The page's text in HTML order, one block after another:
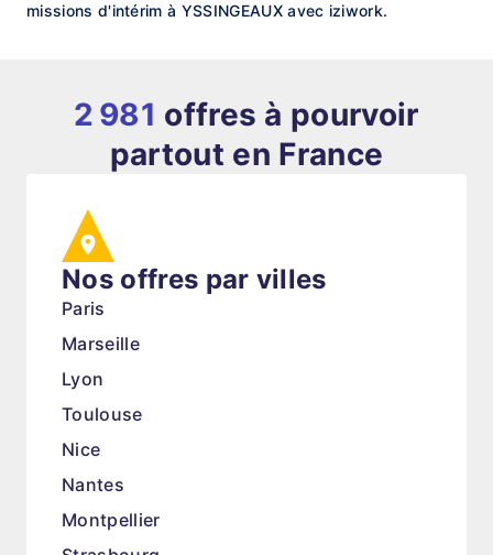
missions d'intérim à YSSINGEAUX avec iziwork.
2 981 offres à pourvoir
partout en France
Nos offres par villes
Paris
Marseille
Lyon
Toulouse
Nice
Nantes
Montpellier